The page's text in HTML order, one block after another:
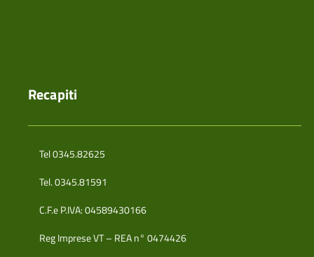
Recapiti
Tel 0345.82625
Tel. 0345.81591
C.F.e P.IVA: 04589430166
Reg Imprese VT – REA n° 0474426